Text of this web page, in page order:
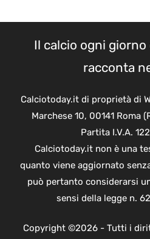
Il calcio ogni
racconta
Calciotoday.it di proprietà di
Marchese 10, 00141 Roma
Partita I.V.A.
Calciotoday.it non è una
quanto viene aggiornato
può pertanto considerarsi
sensi della legge n.
Copyright ©2026 - Tutti i